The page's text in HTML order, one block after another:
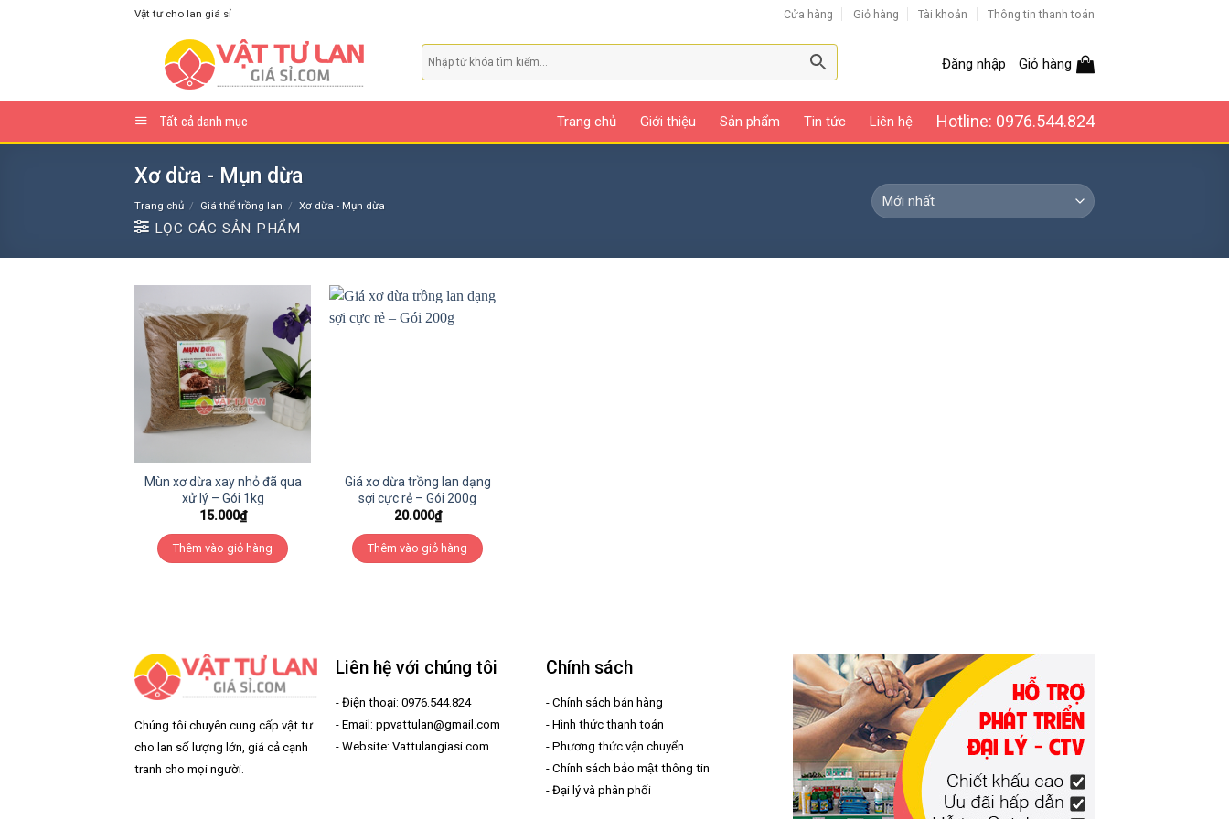
Vật tư cho lan giá sỉ Cửa hàng Giỏ hàng Tài khoản Thông tin thanh toán
Đăng nhập Giỏ hàng
Tất cả danh mục Trang chủ Giới thiệu Sản phẩm Tin tức Liên hệ Hotline: 0976.544.824
Xơ dừa - Mụn dừa
Trang chủ / Giá thể trồng lan / Xơ dừa - Mụn dừa
LỌC CÁC SẢN PHẨM
Mùn xơ dừa xay nhỏ đã qua
xử lý – Gói 1kg
15.000₫
Thêm vào giỏ hàng
Giá xơ dừa trồng lan dạng
sợi cực rẻ – Gói 200g
20.000₫
Thêm vào giỏ hàng
Chúng tôi chuyên cung cấp vật tư
cho lan số lượng lớn, giá cả cạnh
tranh cho mọi người.
Liên hệ với chúng tôi
- Điện thoại: 0976.544.824
- Email: ppvattulan@gmail.com
- Website: Vattulangiasi.com
Chính sách
- Chính sách bán hàng
- Hình thức thanh toán
- Phương thức vận chuyển
- Chính sách bảo mật thông tin
- Đại lý và phân phối